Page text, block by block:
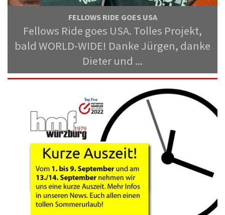
FELLOWS RIDE GOES USA
Fellows Ride goes USA. Tolles Projekt,
bald WORLD-WIDE! Danke Jürgen, danke
Dieter und ...